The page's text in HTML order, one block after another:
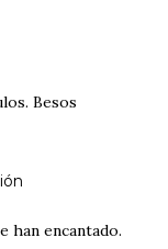
Besos
han encantado.